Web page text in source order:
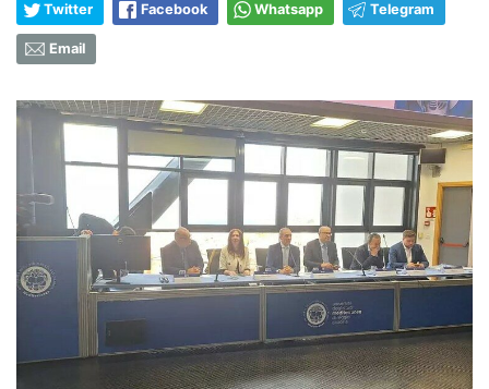
Twitter Facebook Whatsapp Telegram
Email